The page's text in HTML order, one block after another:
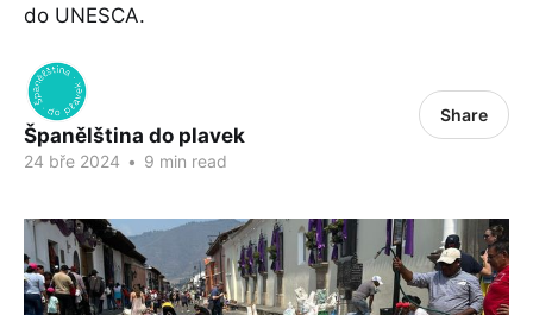
do UNESCA.
Španělština do plavek
24 bře 2024 • 9 min read
Share